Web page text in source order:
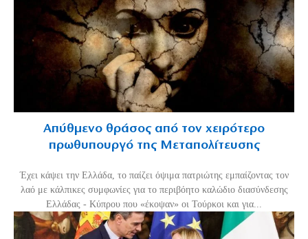
Απύθμενο θράσος από τον χειρότερο
πρωθυπουργό της Μεταπολίτευσης
Έχει κάψει την Ελλάδα, το παίζει όψιμα πατριώτης εμπαίζοντας τον
λαό με κάλπικες συμφωνίες για το περιβόητο καλώδιο διασύνδεσης
Ελλάδας - Κύπρου που «έκοψαν» οι Τούρκοι και για...